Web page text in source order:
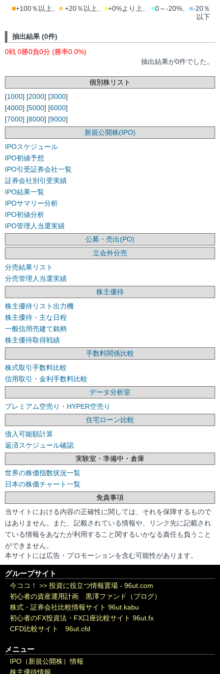
■+100％以上、 ■ +20％以上、 ■+0%より上、 ■0～-20%、 ■-20％
以下
抽出結果 (0件)
0戦 0勝0負0分 (勝率0.0%)
抽出結果が0件でした。
個別株リスト
[1000] [2000] [3000]
[4000] [5000] [6000]
[7000] [8000] [9000]
新規公開株(IPO)
IPOスケジュール
IPO初値予想
IPO引受証券会社一覧
証券会社別引受実績
IPO結果一覧
IPOサマリー分析
IPO初値分析
IPO管理人当選実績
公募・売出(PO)
立会外分売
分売結果リスト
分売管理人当選実績
株主優待
株主優待リスト出力機
株主優待・主な日程
一般信用売建て銘柄
株主優待取得戦績
手数料関係比較
株式取引手数料比較
信用取引・金利手数料比較
データ分析室
プレミアム空売り・HYPER空売り
住宅ローン比較
借入可能額計算
返済スケジュール確認
実験室・準備中・倉庫
世界の株価指数状況一覧
日本の株価チャート一覧
免責事項
当サイトにおける内容の正確性に関しては、それを保障するもので
はありません。また、記載されている情報や、リンク先に記載され
ている情報をあなたが利用すること関するいかなる責任も負うこと
ができません。
本サイトには広告・プロモーションを含む可能性があります。
グループサイト
今ココ！ >> 投資に役立つ情報置場 - 96ut.com
初心者の資産運用計画 黒澤ファンド（ブログ）
株式・証券会社比較情報サイト 96ut.kabu
初心者のFX投資法・FX口座比較サイト 96ut.fx
CFD比較サイト 96ut.cfd
メニュー
IPO（新規公開株）情報
株主優待情報